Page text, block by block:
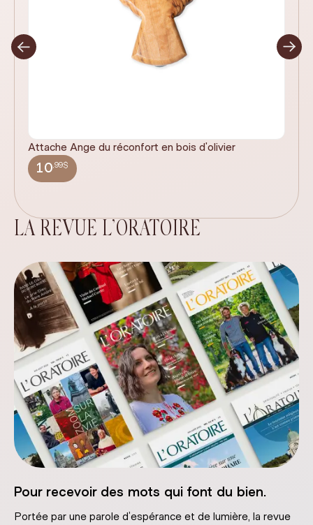
Attache Ange du réconfort en bois d'olivier
10,99$
LA REVUE L’ORATOIRE
Pour recevoir des mots qui font du bien.
Portée par une parole d’espérance et de lumière, la revue